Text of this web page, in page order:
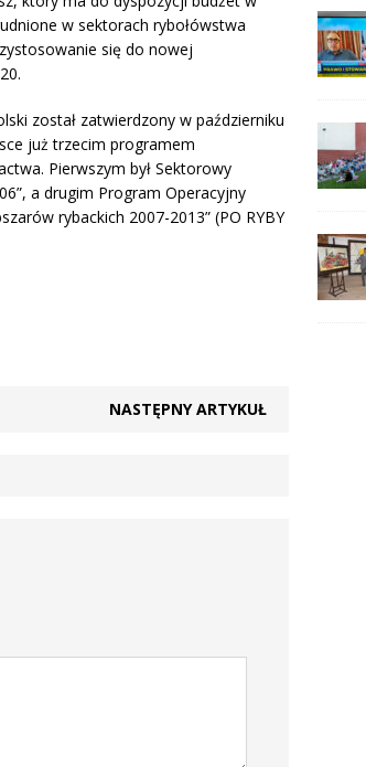
w sektorach rybołówstwa
się do nowej
został zatwierdzony w październiku
już trzecim programem
Pierwszym był Sektorowy
a drugim Program Operacyjny
rybackich 2007-2013” (PO RYBY
NASTĘPNY ARTYKUŁ